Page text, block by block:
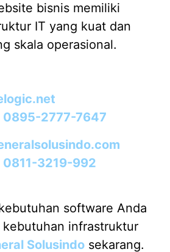
bisnis memiliki
IT yang kuat dan
skala operasional.
0895-2777-7647
0811-3219-992
software Anda
kebutuhan infrastruktur
Solusindo sekarang.